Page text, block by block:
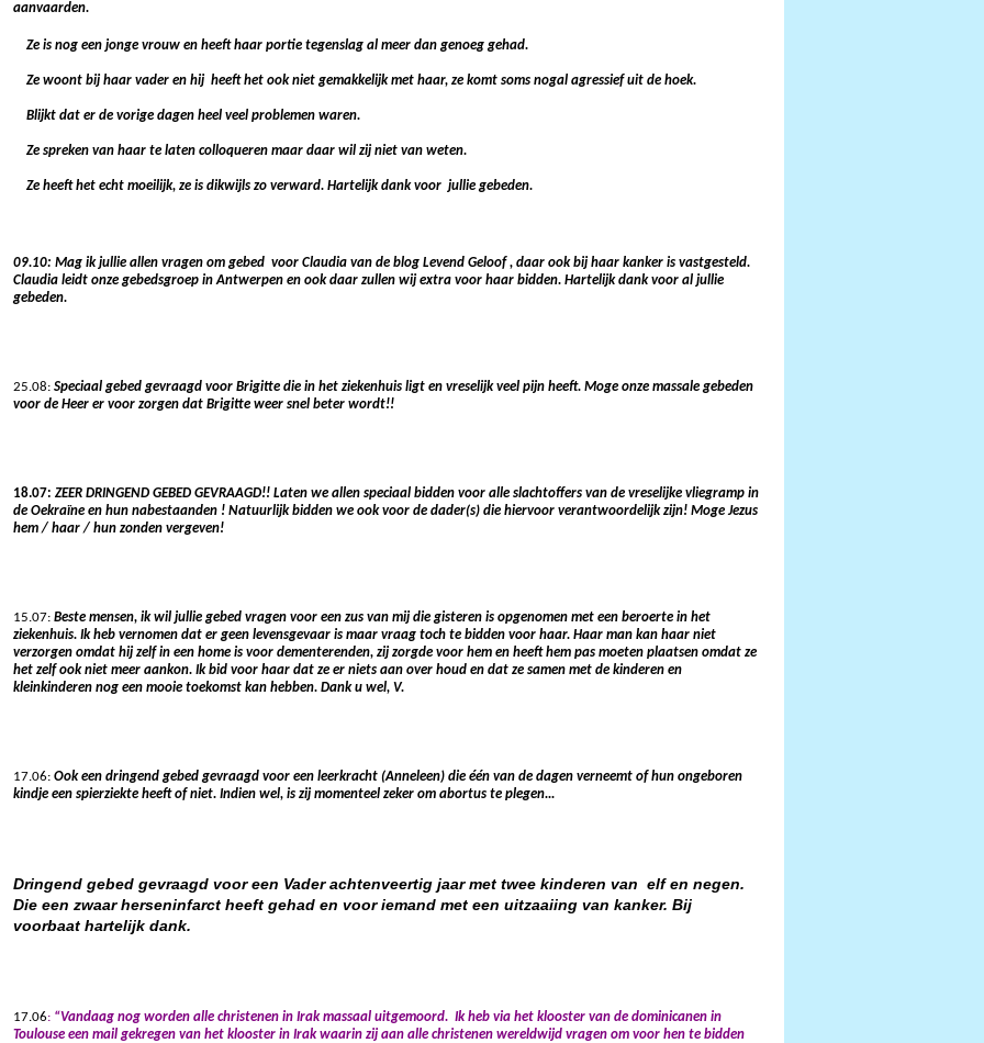
aanvaarden.
Ze is nog een jonge vrouw en heeft haar portie tegenslag al meer dan genoeg gehad.
Ze woont bij haar vader en hij heeft het ook niet gemakkelijk met haar, ze komt soms nogal agressief uit de hoek.
Blijkt dat er de vorige dagen heel veel problemen waren.
Ze spreken van haar te laten colloqueren maar daar wil zij niet van weten.
Ze heeft het echt moeilijk, ze is dikwijls zo verward. Hartelijk dank voor jullie gebeden.
09.10: Mag ik jullie allen vragen om gebed voor Claudia van de blog Levend Geloof , daar ook bij haar kanker is vastgesteld.
Claudia leidt onze gebedsgroep in Antwerpen en ook daar zullen wij extra voor haar bidden. Hartelijk dank voor al jullie
gebeden.
25.08: Speciaal gebed gevraagd voor Brigitte die in het ziekenhuis ligt en vreselijk veel pijn heeft. Moge onze massale gebeden
voor de Heer er voor zorgen dat Brigitte weer snel beter wordt!!
18.07: ZEER DRINGEND GEBED GEVRAAGD!! Laten we allen speciaal bidden voor alle slachtoffers van de vreselijke vliegramp in
de Oekraïne en hun nabestaanden ! Natuurlijk bidden we ook voor de dader(s) die hiervoor verantwoordelijk zijn! Moge Jezus
hem / haar / hun zonden vergeven!
15.07: Beste mensen, ik wil jullie gebed vragen voor een zus van mij die gisteren is opgenomen met een beroerte in het
ziekenhuis. Ik heb vernomen dat er geen levensgevaar is maar vraag toch te bidden voor haar. Haar man kan haar niet
verzorgen omdat hij zelf in een home is voor dementerenden, zij zorgde voor hem en heeft hem pas moeten plaatsen omdat ze
het zelf ook niet meer aankon. Ik bid voor haar dat ze er niets aan over houd en dat ze samen met de kinderen en
kleinkinderen nog een mooie toekomst kan hebben. Dank u wel, V.
17.06: Ook een dringend gebed gevraagd voor een leerkracht (Anneleen) die één van de dagen verneemt of hun ongeboren
kindje een spierziekte heeft of niet. Indien wel, is zij momenteel zeker om abortus te plegen...
Dringend gebed gevraagd voor een Vader achtenveertig jaar met twee kinderen van elf en negen.
Die een zwaar herseninfarct heeft gehad en voor iemand met een uitzaaiing van kanker. Bij
voorbaat hartelijk dank.
17.06: “Vandaag nog worden alle christenen in Irak massaal uitgemoord. Ik heb via het klooster van de dominicanen in
Toulouse een mail gekregen van het klooster in Irak waarin zij aan alle christenen wereldwijd vragen om voor hen te bidden